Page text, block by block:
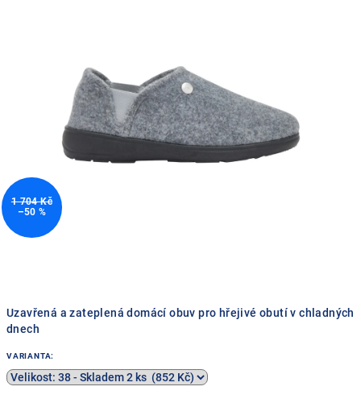
Uzavřená a zateplená domácí obuv pro hřejivé obutí v chladných
dnech
VARIANTA:
1 704 Kč
–50 %